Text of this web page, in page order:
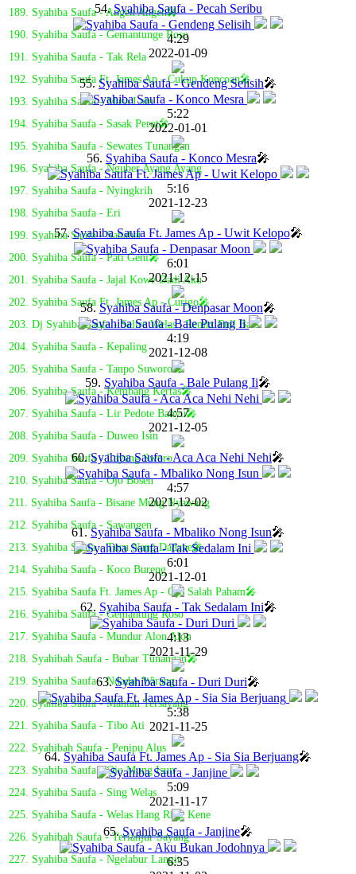
189. Syahiba Saufa - Angen Angen🎤
190. Syahiba Saufa - Gemantunge Roso
191. Syahiba Saufa - Tak Rela
192. Syahiba Saufa Ft. James Ap - Cukup Koncoan🎤
193. Syahiba Saufa - Masa Lalu
194. Syahiba Saufa - Sasak Perot🎤
195. Syahiba Saufa - Sewates Tunangan
196. Syahiba Saufa - Nguber Ayang Ayang
197. Syahiba Saufa - Nyingkrih
198. Syahiba Saufa - Eri
199. Syahiba Saufa - Sahabat
200. Syahiba Saufa - Pati Geni🎤
201. Syahiba Saufa - Jajal Kowe Dadi Aku
202. Syahiba Saufa Ft. James Ap - Curigo🎤
203. Dj Syahiba Saufa - Selire Welas | Remix Full Bass
204. Syahiba Saufa - Kepaling
205. Syahiba Saufa - Tanpo Suworo🎤
206. Syahiba Saufa - Kembang Kertas🎤
207. Syahiba Saufa - Lir Pedote Banyu🎤
208. Syahiba Saufa - Duweo Isin
209. Syahiba Saufa - Layang Sworo
210. Syahiba Saufa - Ojo Bosen
211. Syahiba Saufa - Bisane Mung Nyawang
212. Syahiba Saufa - Sawangen
213. Syahiba Saufa - Turu Nang Dadane🎤
214. Syahiba Saufa - Koco Bureng
215. Syahiba Saufa Ft. James Ap - Ojo Salah Paham🎤
216. Syahiba Saufa - Gemantung Roso
217. Syahiba Saufa - Mundur Alon Alon
218. Syahibah Saufa - Bubar Tunangan🎤
219. Syahiba Saufa - Ndadar Wirang
220. Syahiba Saufa - Mantan Tersayang
221. Syahiba Saufa - Tibo Ati
222. Syahibah Saufa - Penipu Alus
223. Syahiba Saufa - Ojo Mung Isun
224. Syahiba Saufa - Sing Welas
225. Syahiba Saufa - Welas Hang Ring Kene
226. Syahibah Saufa - Terlanjur Sayang
227. Syahiba Saufa - Ngelabur Langit
54.Syahiba Saufa - Pecah Seribu
4:29
2022-01-09
55. Syahiba Saufa - Gendeng Selisih🎤
5:22
2022-01-01
56. Syahiba Saufa - Konco Mesra🎤
5:16
2021-12-23
57.Syahiba Saufa Ft. James Ap - Uwit Kelopo🎤
6:01
2021-12-15
58. Syahiba Saufa - Denpasar Moon🎤
4:19
2021-12-08
59. Syahiba Saufa - Bale Pulang Ii🎤
4:57
2021-12-05
60.Syahiba Saufa - Aca Aca Nehi Nehi🎤
4:57
2021-12-02
61.Syahiba Saufa - Mbaliko Nong Isun🎤
6:01
2021-12-01
62. Syahiba Saufa - Tak Sedalam Ini🎤
4:13
2021-11-29
63.Syahiba Saufa - Duri Duri🎤
5:38
2021-11-25
64. Syahiba Saufa Ft. James Ap - Sia Sia Berjuang🎤
5:09
2021-11-17
65. Syahiba Saufa - Janjine🎤
6:35